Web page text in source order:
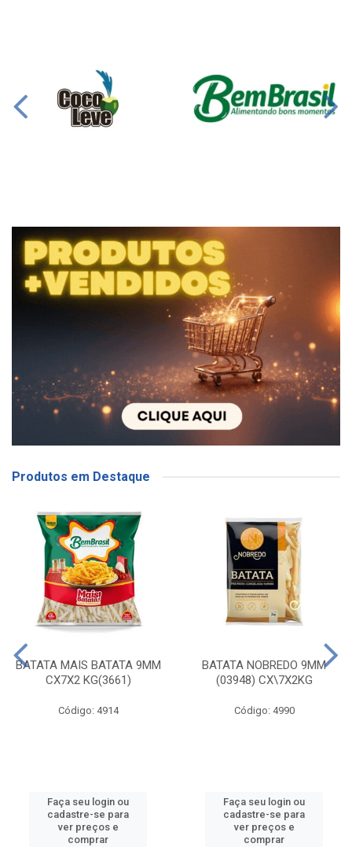
Produtos em Destaque
BATATA MAIS BATATA 9MM
CX7X2 KG(3661)
Código: 4914
Faça seu login ou
cadastre-se para
ver preços e
comprar
BATATA NOBREDO 9MM
(03948) CX\7X2KG
Código: 4990
Faça seu login ou
cadastre-se para
ver preços e
comprar